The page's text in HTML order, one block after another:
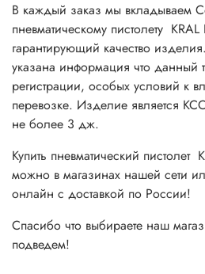
В каждый заказ мы вкладываем
пневматическому пистолету
гарантирующий качество
указана информация что данный
регистрации, особых условий к
перевозке. Изделие является
не более 3 дж.
Купить пневматический пистолет
можно в магазинах нашей сети
онлайн с доставкой по России!
Спасибо что выбираете наш
подведем!